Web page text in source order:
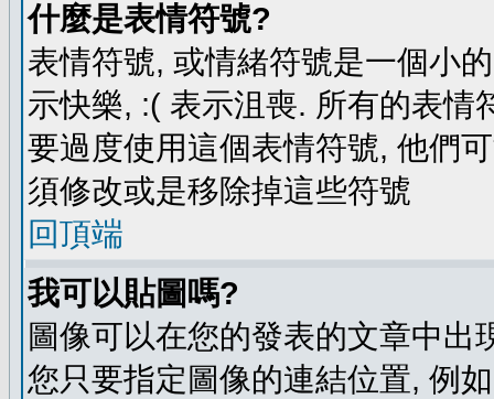
什麼是表情符號?
表情符號, 或情緒符號是一個小
示快樂, :( 表示沮喪. 所有的表情
要過度使用這個表情符號, 他們
須修改或是移除掉這些符號
回頂端
我可以貼圖嗎?
圖像可以在您的發表的文章中
您只要指定圖像的連結位置, 例